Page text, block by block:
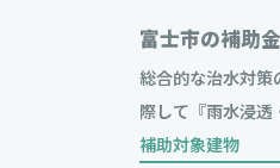
富士市の補助金
総合的な治水対策
際して『雨水浸透
補助対象建物